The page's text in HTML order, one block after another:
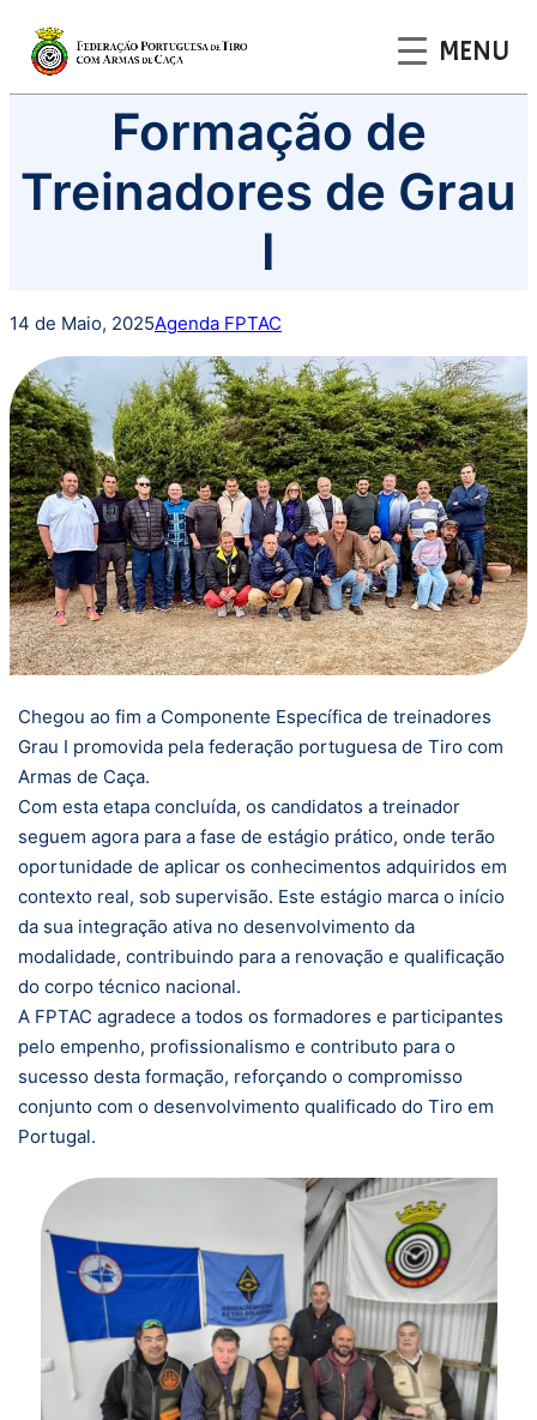
MENU
conteúdo
Formação de
Treinadores de Grau
I
14 de Maio, 2025Agenda FPTAC
Chegou ao fim a Componente Específica de treinadores
Grau I promovida pela federação portuguesa de Tiro com
Armas de Caça.
Com esta etapa concluída, os candidatos a treinador
seguem agora para a fase de estágio prático, onde terão
oportunidade de aplicar os conhecimentos adquiridos em
contexto real, sob supervisão. Este estágio marca o início
da sua integração ativa no desenvolvimento da
modalidade, contribuindo para a renovação e qualificação
do corpo técnico nacional.
A FPTAC agradece a todos os formadores e participantes
pelo empenho, profissionalismo e contributo para o
sucesso desta formação, reforçando o compromisso
conjunto com o desenvolvimento qualificado do Tiro em
Portugal.